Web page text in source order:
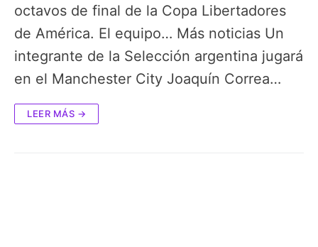
octavos de final de la Copa Libertadores
de América. El equipo… Más noticias Un
integrante de la Selección argentina jugará
en el Manchester City Joaquín Correa…
LEER MÁS →